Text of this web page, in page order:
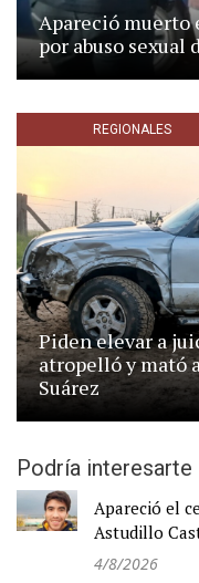
Apareció muerto
por abuso sexual
REGIONALES
Piden elevar a
atropelló y mató
Suárez
Podría interesarte
Apareció el
Astudillo
4/8/2026